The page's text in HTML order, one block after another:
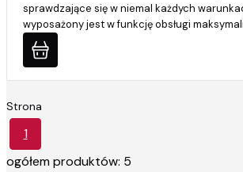
sprawdzające się w niemal każdych
wyposażony jest w funkcję obsługi
Strona
1
ogółem produktów: 5